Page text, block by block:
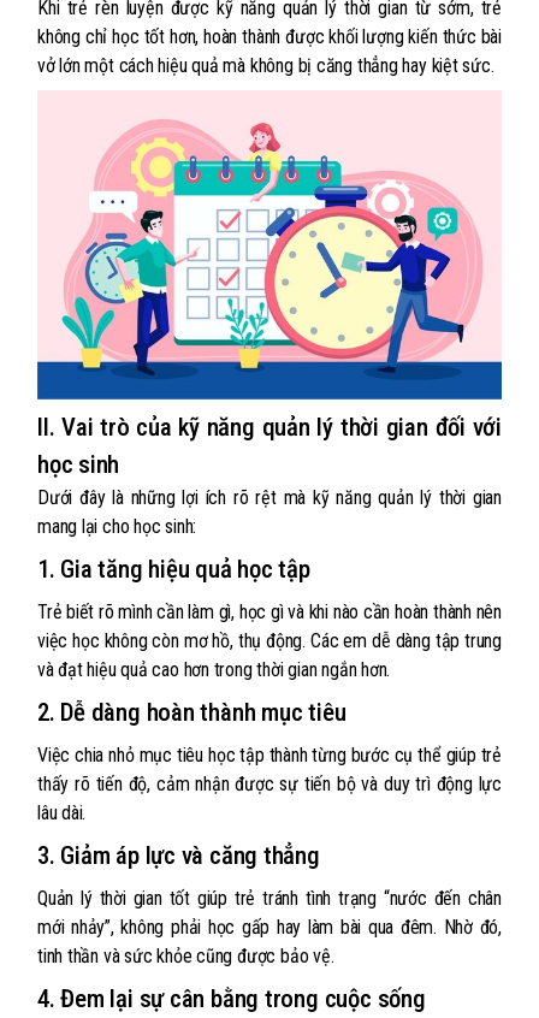
Khi trẻ rèn luyện được kỹ năng quản lý thời gian từ sớm, trẻ
không chỉ học tốt hơn, hoàn thành được khối lượng kiến thức bài
vở lớn một cách hiệu quả mà không bị căng thẳng hay kiệt sức.
II. Vai trò của kỹ năng quản lý thời gian đối với
học sinh
Dưới đây là những lợi ích rõ rệt mà kỹ năng quản lý thời gian
mang lại cho học sinh:
1. Gia tăng hiệu quả học tập
Trẻ biết rõ mình cần làm gì, học gì và khi nào cần hoàn thành nên
việc học không còn mơ hồ, thụ động. Các em dễ dàng tập trung
và đạt hiệu quả cao hơn trong thời gian ngắn hơn.
2. Dễ dàng hoàn thành mục tiêu
Việc chia nhỏ mục tiêu học tập thành từng bước cụ thể giúp trẻ
thấy rõ tiến độ, cảm nhận được sự tiến bộ và duy trì động lực
lâu dài.
3. Giảm áp lực và căng thẳng
Quản lý thời gian tốt giúp trẻ tránh tình trạng “nước đến chân
mới nhảy”, không phải học gấp hay làm bài qua đêm. Nhờ đó,
tinh thần và sức khỏe cũng được bảo vệ.
4. Đem lại sự cân bằng trong cuộc sống